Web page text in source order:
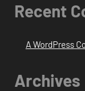
Recent
A WordPress
Archives